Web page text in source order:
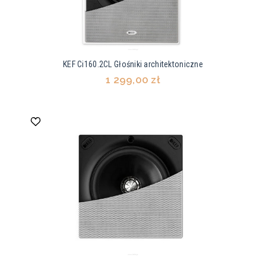
KEF Ci160.2CL Głośniki architektoniczne
1 299,00 zł